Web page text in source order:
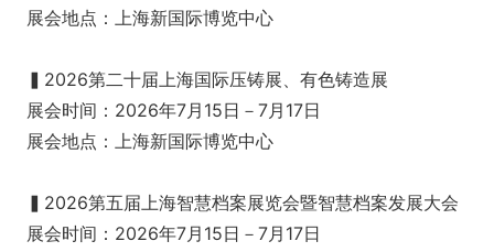
展会地点：上海新国际博览中心
▍2026第二十届上海国际压铸展、有色铸造展
展会时间：2026年7月15日－7月17日
展会地点：上海新国际博览中心
▍2026第五届上海智慧档案展览会暨智慧档案发展大会
展会时间：2026年7月15日－7月17日